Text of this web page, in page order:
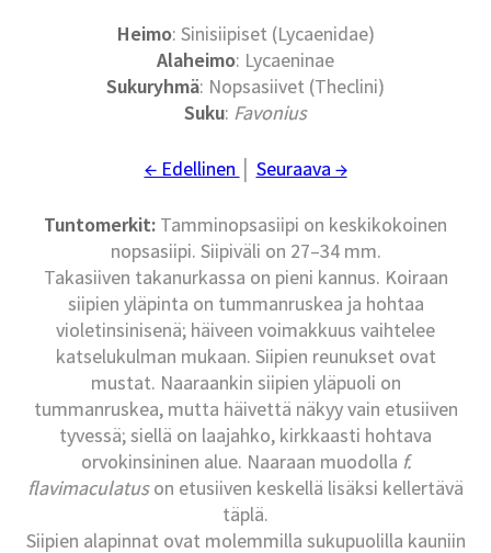
Heimo: Sinisiipiset (Lycaenidae)
Alaheimo: Lycaeninae
Sukuryhmä: Nopsasiivet (Theclini)
Suku: Favonius
← Edellinen Seuraava →
Tuntomerkit: Tamminopsasiipi on keskikokoinen
nopsasiipi. Siipiväli on 27–34 mm.
Takasiiven takanurkassa on pieni kannus. Koiraan
siipien yläpinta on tummanruskea ja hohtaa
violetinsinisenä; häiveen voimakkuus vaihtelee
katselukulman mukaan. Siipien reunukset ovat
mustat. Naaraankin siipien yläpuoli on
tummanruskea, mutta häivettä näkyy vain etusiiven
tyvessä; siellä on laajahko, kirkkaasti hohtava
orvokinsininen alue. Naaraan muodolla f.
flavimaculatuson etusiiven keskellä lisäksi kellertävä
täplä.
Siipien alapinnat ovat molemmilla sukupuolilla kauniin